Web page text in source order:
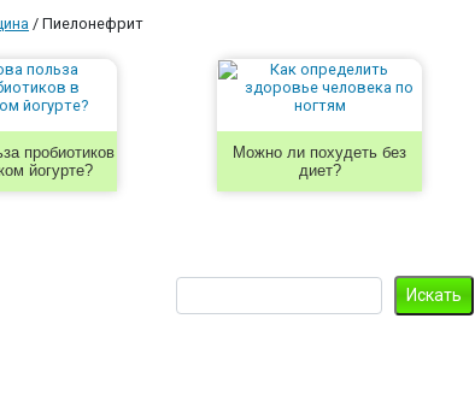
/ Пиелонефрит
пробиотиков
йогурте?
Можно ли похудеть без
диет?